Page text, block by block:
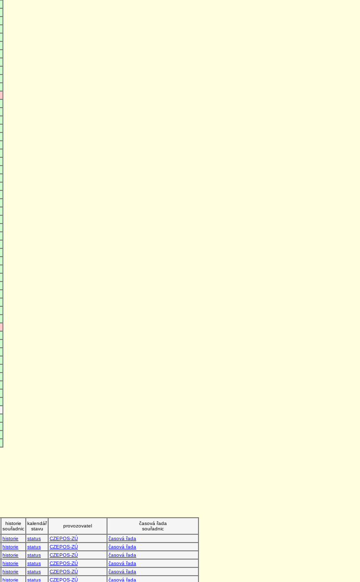
historie
souřadnic
kalendář
stavu
provozovatel
časová řada
souřadnic
historie status CZEPOS-ZÚ
časová řada
historie status CZEPOS-ZÚ
časová řada
historie status CZEPOS-ZÚ
časová řada
historie status CZEPOS-ZÚ
časová řada
historie status CZEPOS-ZÚ
časová řada
historie status CZEPOS-ZÚ časová řada